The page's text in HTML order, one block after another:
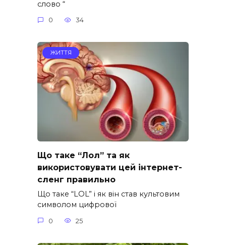
слово “
0 34
ЖИТТЯ
Що таке “Лол” та як
використовувати цей інтернет-
сленг правильно
Що таке “LOL” і як він став культовим
символом цифрової
0 25